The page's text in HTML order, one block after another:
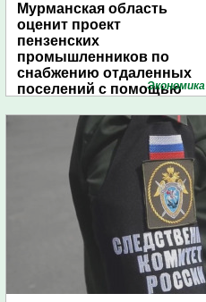
Мурманская область
оценит проект
пензенских
промышленников по
снабжению отдаленных
поселений с помощью
Экономика